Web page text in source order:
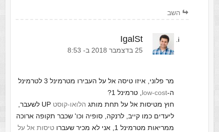
השב
IgalSt
‫25 בדצמבר 2018 ב- 8:53
מר פלוני, איזו טיסה אל על העבירו מטרמינל 3 לטרמינל
ה-low-cost , טרמינל 1?
חוץ מטיסות אל על תחת מותג הלואו-קוסט
UP לשעבר,
ליעדים כמו קייב, לרנקה, סופיה וכו' שכבר תקופה ארוכה
ממריאות מטרמינל 1, אני לא מכיר שעברו
טיסות אל על